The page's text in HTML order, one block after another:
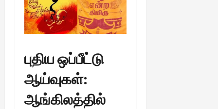
புதிய ஒப்பீட்டு
ஆய்வுகள்:
ஆங்கிலத்தில்